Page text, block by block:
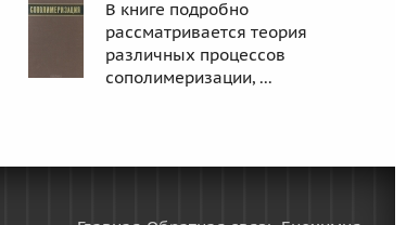
В книге подробно
рассматривается теория
различных процессов
сополимеризации, ...